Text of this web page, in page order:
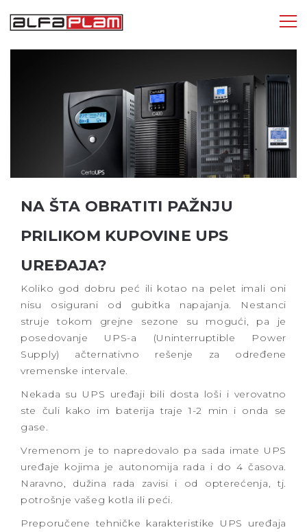
NA ŠTA OBRATITI PAŽNJU
PRILIKOM KUPOVINE UPS
UREĐAJA?
Koliko god dobru peć ili kotao na pelet imali oni
nisu osigurani od gubitka napajanja. Nestanci
struje tokom grejne sezone su mogući, pa je
posedovanje UPS-a (Uninterruptible Power
Supply) ačternativno rešenje za određene
vremenske intervale.
Nekada su UPS uređaji bili dosta loši i verovatno
ste čuli kako im baterija traje 1-2 min i onda se
gase.
Vremenom je to napredovalo pa sada imate UPS
uređaje kojima je autonomija rada i do 4 časova.
Naravno, dužina rada zavisi i od opterećenja, tj.
potrošnje vašeg kotla ili peći.
Preporučene tehničke karakteristike UPS uređaja